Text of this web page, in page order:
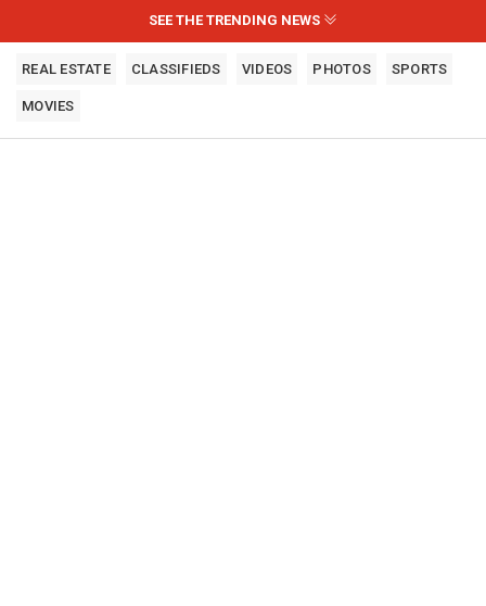
SEE THE TRENDING NEWS
REAL ESTATE CLASSIFIEDS VIDEOS PHOTOS SPORTS
MOVIES